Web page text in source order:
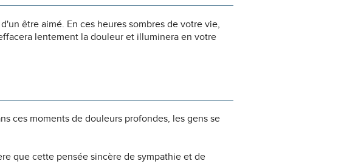
être aimé. En ces heures sombres de votre vie,
lentement la douleur et illuminera en votre
ces moments de douleurs profondes, les gens se
que cette pensée sincère de sympathie et de